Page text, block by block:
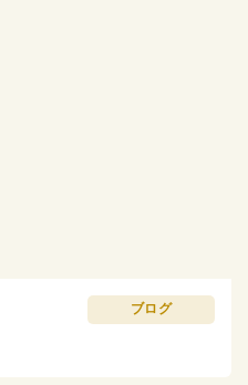
ブログ